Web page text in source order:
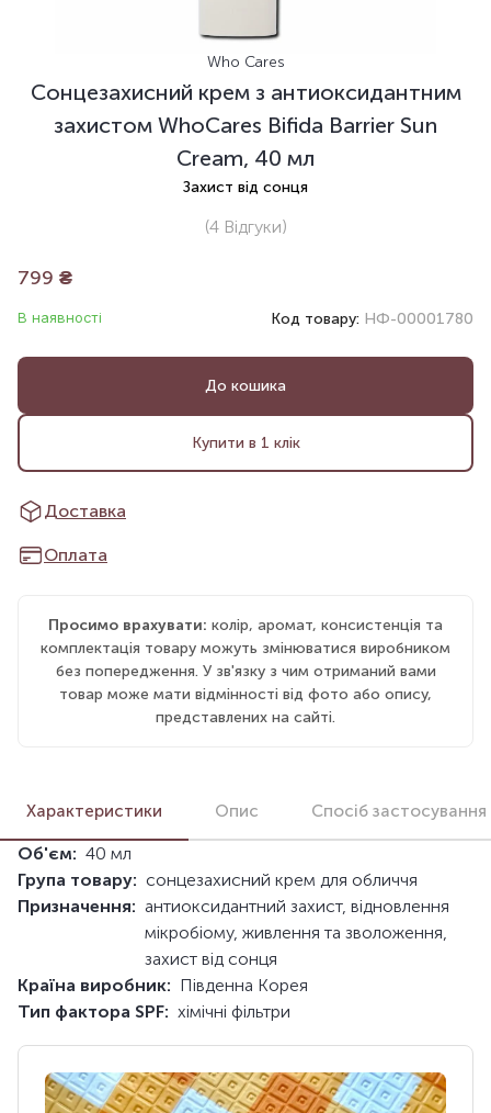
Who Cares
Сонцезахисний крем з антиоксидантним
захистом WhoCares Bifida Barrier Sun
Cream, 40 мл
Захист від сонця
(4Відгуки)
799 ₴
В наявності Код товару: НФ-00001780
До кошика
Купити в 1 клік
Доставка
Оплата
Просимо врахувати: колір, аромат, консистенція та
комплектація товару можуть змінюватися виробником
без попередження. У зв'язку з чим отриманий вами
товар може мати відмінності від фото або опису,
представлених на сайті.
Характеристики Опис Спосіб застосування
Об'єм: 40 мл
Група товару: сонцезахисний крем для обличчя
Призначення: антиоксидантний захист, відновлення
мікробіому, живлення та зволоження,
захист від сонця
Країна виробник: Південна Корея
Тип фактора SPF: хімічні фільтри